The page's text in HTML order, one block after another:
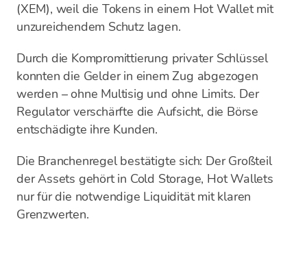
(XEM), weil die Tokens in einem Hot Wallet mit
unzureichendem Schutz lagen.
Durch die Kompromittierung privater Schlüssel
konnten die Gelder in einem Zug abgezogen
werden – ohne Multisig und ohne Limits. Der
Regulator verschärfte die Aufsicht, die Börse
entschädigte ihre Kunden.
Die Branchenregel bestätigte sich: Der Großteil
der Assets gehört in Cold Storage, Hot Wallets
nur für die notwendige Liquidität mit klaren
Grenzwerten.